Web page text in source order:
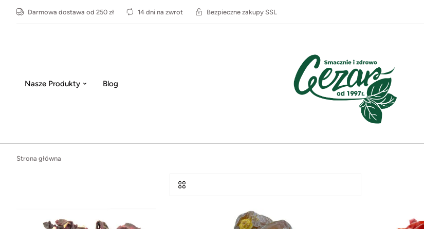
Darmowa dostawa od 250 zł 14 dni na zwrot Bezpieczne zakupy SSL
Nasze Produkty Blog
Strona główna